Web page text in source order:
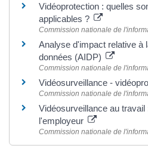
Vidéoprotection : quelles
applicables ?
Commission nationale de
Analyse d'impact relative à
données (AIDP)
Commission nationale de
Vidéosurveillance -
Commission nationale de
Vidéosurveillance au travail
l'employeur
Commission nationale de